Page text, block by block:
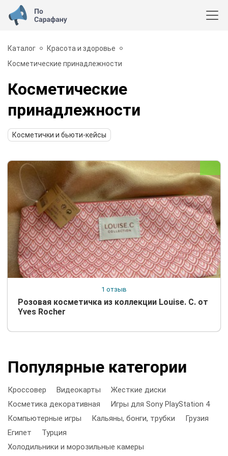
Каталог
Красота и здоровье
Косметические принадлежности
Косметические
принадлежности
Косметички и бьюти-кейсы
1 отзыв
Розовая косметичка из коллекции Louise. C. от
Yves Rocher
Популярные категории
Кроссовер Видеокарты
Жесткие диски
Косметика декоративная
Игры для Sony PlayStation 4
Компьютерные игры
Кальяны, бонги, трубки
Грузия
Египет
Турция
Холодильники и морозильные камеры